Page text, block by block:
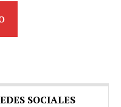
SOCIALES